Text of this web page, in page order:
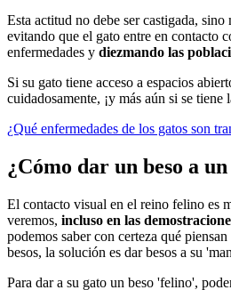
Esta actitud no debe ser castigada, sino
evitando que el gato entre en contacto
enfermedades y diezmando las
Si su gato tiene acceso a espacios
cuidadosamente, ¡y más aún si se tiene
¿Qué enfermedades de los gatos son
¿Cómo dar un beso a
El contacto visual en el reino felino es
veremos, incluso en las
podemos saber con certeza qué
besos, la solución es dar besos a su
Para dar a su gato un beso 'felino',